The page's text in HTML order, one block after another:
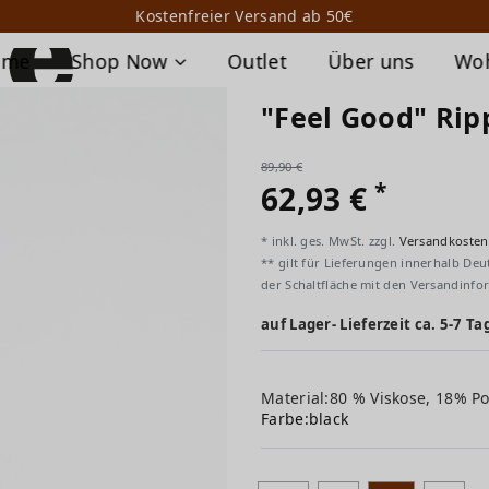
Kostenfreier Versand ab 50€
Shop Now Outlet Über uns
"Feel Good"
89,90 €
62,93 €*
* inkl. ges. MwSt. zzgl. Versandkosten
** gilt für Lieferungen innerhalb
der Schaltfläche mit den
auf Lager- Lieferzeit ca. 5-7
Material:80 % Viskose, 18%
Farbe:black